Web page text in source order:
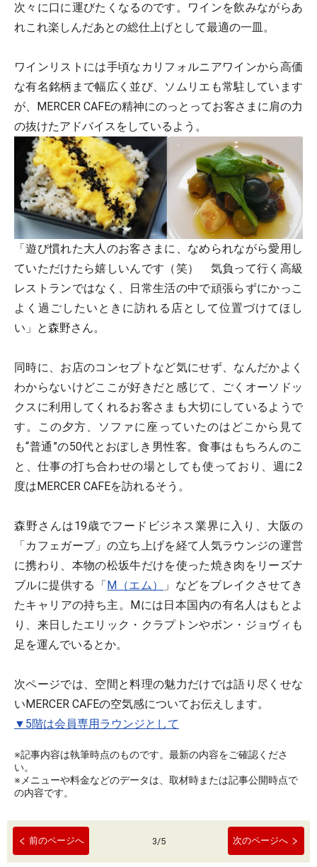
次々に口に運びたくなるのです。ワインを飲みながらあ
れこれ楽しんだあとの総仕上げとして最適の一皿。
ワインリストには手頃なカリフォルニアワインから高価
な有名銘柄まで幅広く並び、ソムリエも常駐しています
が、MERCER CAFEの精神にのっとってお客さまに肩の力
の抜けたアドバイスをしているよう。
「遊び慣れた大人のお客さまに、なめられながら愛用し
ていただけたら嬉しいんです（笑） 気負って行く高級
レストランではなく、日常生活の中で頑張らずにかっこ
よく過ごしたいときに訪れる店として位置づけてほし
い」と森野さん。
同時に、お店のコンセプトなど気にせず、なんだかよく
わからないけどここが好きだと感じて、ごくオーソドッ
クスに利用してくれるお客さまも大切にしているようで
す。この夕方、ソファに座っていたのはどこから見て
も“普通”の50代とおぼしき男性客。食事はもちろんのこ
と、仕事の打ち合わせの場としても使っており、週に2
度はMERCER CAFEを訪れるそう。
森野さんは19歳でフードビジネス業界に入り、大阪の
「カフェガーブ」の立ち上げを経て人気ラウンジの運営
に携わり、本物の松坂牛だけを使った焼き肉をリーズナ
ブルに提供する「M（エム）
」などをブレイクさせてき
たキャリアの持ち主。Mには日本国内の有名人はもとよ
り、来日したエリック・クラプトンやボン・ジョヴィも
足を運んでいるとか。
次ページでは、空間と料理の魅力だけでは語り尽くせな
いMERCER CAFEの空気感についてお伝えします。
▼5階は会員専用ラウンジとして
※記事内容は執筆時点のものです。最新の内容をご確認くださ
い。
※メニューや料金などのデータは、取材時または記事公開時点で
の内容です。
前のページへ 3/5 次のページへ